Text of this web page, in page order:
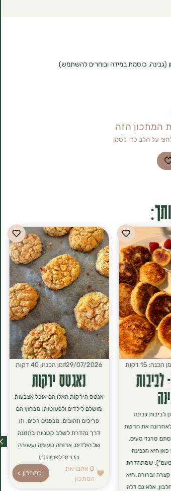
(גבינה, כוסמת במידה ובוחרים להשתמש)
המתכון הזה
על הלב כדי לסמן
הכנה: 15 דקות
לביבות
לביבות גבינה
את הרשת
טרנד טעים.
היא הגבינה
טעם"), שמתהדרת
וברורה. היא
אלא גם דלה
29/07/2026זמן הכנה: 40 דקות
נאגטס ירקות
אגטס הירקות האלו הם אוכל אצבעות
מושלם לילדים ולפעוטות! מבחוץ הם
פריכים וזהובים, מבפנים רכים, וזו
דרך נהדרת לשלב קטניות בתזונה
של הילדים. ארוחה טעימה ועשירה
בברזל לפניכם :)
0 אהבו את
המתכון
למתכון >